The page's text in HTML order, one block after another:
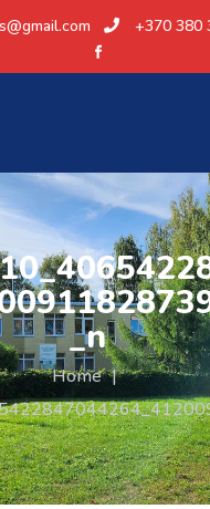
+370 380
_n
Home |